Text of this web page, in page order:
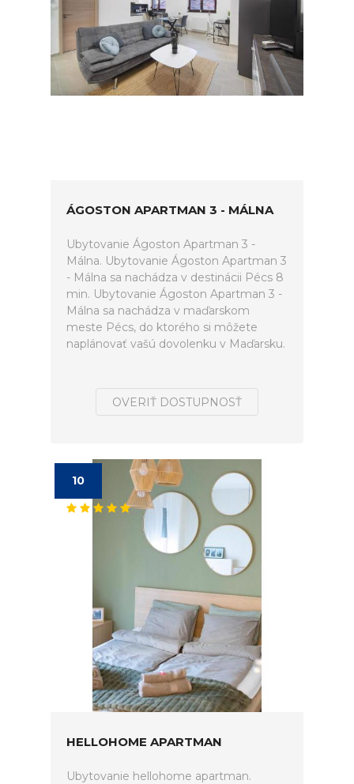
ÁGOSTON APARTMAN 3 - MÁLNA
Ubytovanie Ágoston Apartman 3 -
Málna. Ubytovanie Ágoston Apartman 3
- Málna sa nachádza v destinácii Pécs 8
min. Ubytovanie Ágoston Apartman 3 -
Málna sa nachádza v maďarskom
meste Pécs, do ktorého si môžete
naplánovať vašú dovolenku v Maďarsku.
OVERIŤ DOSTUPNOSŤ
10
HELLOHOME APARTMAN
Ubytovanie hellohome apartman.